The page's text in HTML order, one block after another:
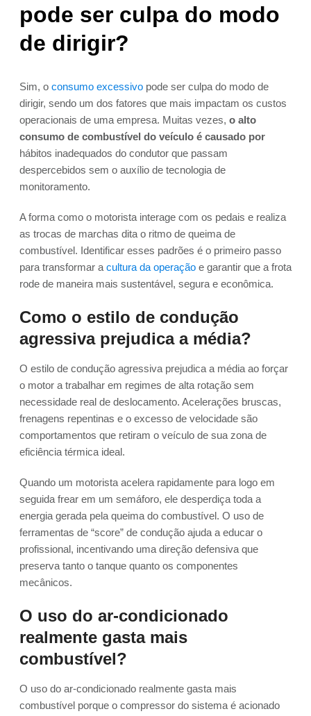
pode ser culpa do modo
de dirigir?
Sim, o consumo excessivo pode ser culpa do modo de
dirigir, sendo um dos fatores que mais impactam os custos
operacionais de uma empresa. Muitas vezes, o alto
consumo de combustível do veículo é causado por
hábitos inadequados do condutor que passam
despercebidos sem o auxílio de tecnologia de
monitoramento.
A forma como o motorista interage com os pedais e realiza
as trocas de marchas dita o ritmo de queima de
combustível. Identificar esses padrões é o primeiro passo
para transformar a cultura da operação e garantir que a frota
rode de maneira mais sustentável, segura e econômica.
Como o estilo de condução
agressiva prejudica a média?
O estilo de condução agressiva prejudica a média ao forçar
o motor a trabalhar em regimes de alta rotação sem
necessidade real de deslocamento. Acelerações bruscas,
frenagens repentinas e o excesso de velocidade são
comportamentos que retiram o veículo de sua zona de
eficiência térmica ideal.
Quando um motorista acelera rapidamente para logo em
seguida frear em um semáforo, ele desperdiça toda a
energia gerada pela queima do combustível. O uso de
ferramentas de “score” de condução ajuda a educar o
profissional, incentivando uma direção defensiva que
preserva tanto o tanque quanto os componentes
mecânicos.
O uso do ar-condicionado
realmente gasta mais
combustível?
O uso do ar-condicionado realmente gasta mais
combustível porque o compressor do sistema é acionado